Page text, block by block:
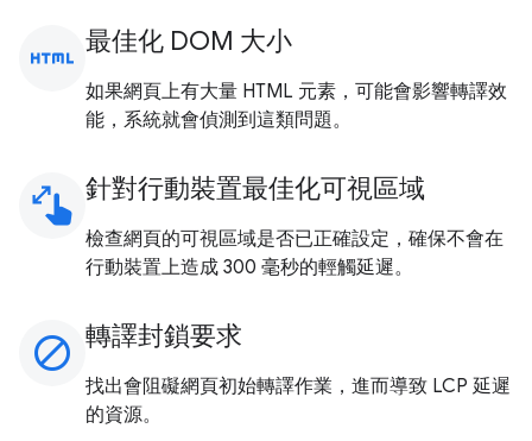
html 最佳化 DOM 大小
如果網頁上有大量 HTML 元素，可能會影響轉譯效
能，系統就會偵測到這類問題。
pinch 針對行動裝置最佳化可視區域
檢查網頁的可視區域是否已正確設定，確保不會在
行動裝置上造成 300 毫秒的輕觸延遲。
block 轉譯封鎖要求
找出會阻礙網頁初始轉譯作業，進而導致 LCP 延遲
的資源。